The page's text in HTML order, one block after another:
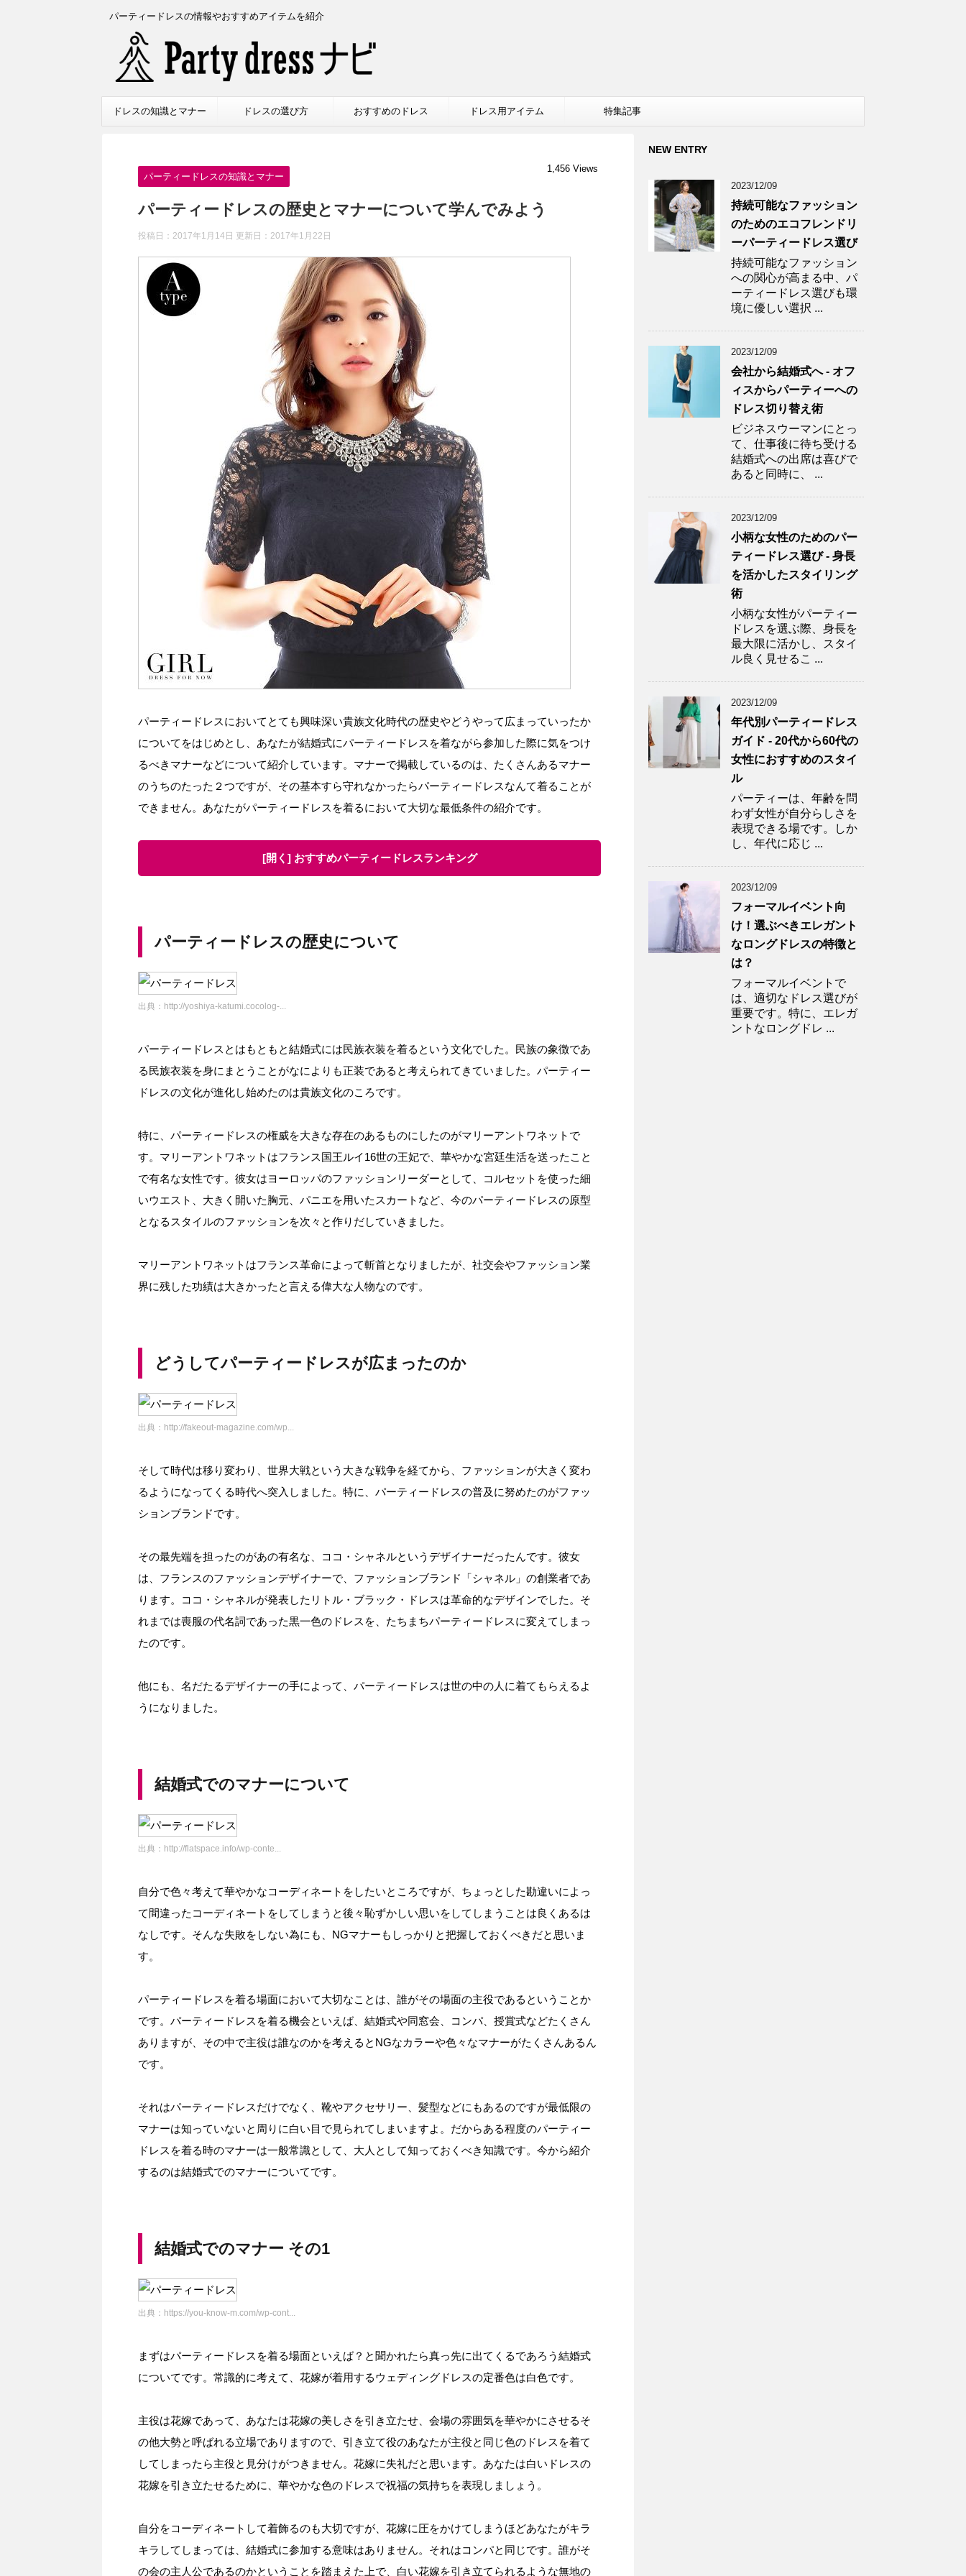
パーティードレスの情報やおすすめアイテムを紹介
ドレスの知識とマナー ドレスの選び方 おすすめのドレス ドレス用アイテム 特集記事
パーティードレスの知識とマナー
1,456 Views
パーティードレスの歴史とマナーについて学んでみよう
投稿日：2017年1月14日 更新日： 2017年1月22日
パーティードレスにおいてとても興味深い貴族文化時代の歴史やどうやって広まっていったか
についてをはじめとし、あなたが結婚式にパーティードレスを着ながら参加した際に気をつけ
るべきマナーなどについて紹介しています。マナーで掲載しているのは、たくさんあるマナー
のうちのたった２つですが、その基本すら守れなかったらパーティードレスなんて着ることが
できません。あなたがパーティードレスを着るにおいて大切な最低条件の紹介です。
[開く] おすすめパーティードレスランキング
パーティードレスの歴史について
出典： http://yoshiya-katumi.cocolog-...
パーティードレスとはもともと結婚式には民族衣装を着るという文化でした。民族の象徴であ
る民族衣装を身にまとうことがなによりも正装であると考えられてきていました。パーティー
ドレスの文化が進化し始めたのは貴族文化のころです。
特に、パーティードレスの権威を大きな存在のあるものにしたのがマリーアントワネットで
す。マリーアントワネットはフランス国王ルイ16世の王妃で、華やかな宮廷生活を送ったこと
で有名な女性です。彼女はヨーロッパのファッションリーダーとして、コルセットを使った細
いウエスト、大きく開いた胸元、パニエを用いたスカートなど、今のパーティードレスの原型
となるスタイルのファッションを次々と作りだしていきました。
マリーアントワネットはフランス革命によって斬首となりましたが、社交会やファッション業
界に残した功績は大きかったと言える偉大な人物なのです。
どうしてパーティードレスが広まったのか
出典： http://fakeout-magazine.com/wp...
そして時代は移り変わり、世界大戦という大きな戦争を経てから、ファッションが大きく変わ
るようになってくる時代へ突入しました。特に、パーティードレスの普及に努めたのがファッ
ションブランドです。
その最先端を担ったのがあの有名な、ココ・シャネルというデザイナーだったんです。彼女
は、フランスのファッションデザイナーで、ファッションブランド「シャネル」の創業者であ
ります。ココ・シャネルが発表したリトル・ブラック・ドレスは革命的なデザインでした。そ
れまでは喪服の代名詞であった黒一色のドレスを、たちまちパーティードレスに変えてしまっ
たのです。
他にも、名だたるデザイナーの手によって、パーティードレスは世の中の人に着てもらえるよ
うになりました。
結婚式でのマナーについて
出典： http://flatspace.info/wp-conte...
自分で色々考えて華やかなコーディネートをしたいところですが、ちょっとした勘違いによっ
て間違ったコーディネートをしてしまうと後々恥ずかしい思いをしてしまうことは良くあるは
なしです。そんな失敗をしない為にも、NGマナーもしっかりと把握しておくべきだと思いま
す。
パーティードレスを着る場面において大切なことは、誰がその場面の主役であるということか
です。パーティードレスを着る機会といえば、結婚式や同窓会、コンパ、授賞式などたくさん
ありますが、その中で主役は誰なのかを考えるとNGなカラーや色々なマナーがたくさんあるん
です。
それはパーティードレスだけでなく、靴やアクセサリー、髪型などにもあるのですが最低限の
マナーは知っていないと周りに白い目で見られてしまいますよ。だからある程度のパーティー
ドレスを着る時のマナーは一般常識として、大人として知っておくべき知識です。今から紹介
するのは結婚式でのマナーについてです。
結婚式でのマナー その1
出典： https://you-know-m.com/wp-cont...
まずはパーティードレスを着る場面といえば？と聞かれたら真っ先に出てくるであろう結婚式
についてです。常識的に考えて、花嫁が着用するウェディングドレスの定番色は白色です。
主役は花嫁であって、あなたは花嫁の美しさを引き立たせ、会場の雰囲気を華やかにさせるそ
の他大勢と呼ばれる立場でありますので、引き立て役のあなたが主役と同じ色のドレスを着て
してしまったら主役と見分けがつきません。花嫁に失礼だと思います。あなたは白いドレスの
花嫁を引き立たせるために、華やかな色のドレスで祝福の気持ちを表現しましょう。
自分をコーディネートして着飾るのも大切ですが、花嫁に圧をかけてしまうほどあなたがキラ
キラしてしまっては、結婚式に参加する意味はありません。それはコンパと同じです。誰がそ
の会の主人公であるのかということを踏まえた上で、白い花嫁を引き立てられるような無地の
NEW ENTRY
2023/12/09
持続可能なファッション
のためのエコフレンドリ
ーパーティードレス選び
持続可能なファッション
への関心が高まる中、パ
ーティードレス選びも環
境に優しい選択 ...
2023/12/09
会社から結婚式へ - オフ
ィスからパーティーへの
ドレス切り替え術
ビジネスウーマンにとっ
て、仕事後に待ち受ける
結婚式への出席は喜びで
あると同時に、 ...
2023/12/09
小柄な女性のためのパー
ティードレス選び - 身長
を活かしたスタイリング
術
小柄な女性がパーティー
ドレスを選ぶ際、身長を
最大限に活かし、スタイ
ル良く見せるこ ...
2023/12/09
年代別パーティードレス
ガイド - 20代から60代の
女性におすすめのスタイ
ル
パーティーは、年齢を問
わず女性が自分らしさを
表現できる場です。しか
し、年代に応じ ...
2023/12/09
フォーマルイベント向
け！選ぶべきエレガント
なロングドレスの特徴と
は？
フォーマルイベントで
は、適切なドレス選びが
重要です。特に、エレガ
ントなロングドレ ...